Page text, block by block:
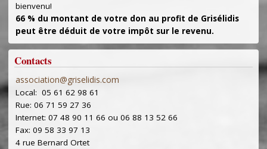
bienvenu!
66 % du montant de votre don au profit de Grisélidis
peut être déduit de votre impôt sur le revenu.
Contacts
association@griselidis.com
Local: 05 61 62 98 61
Rue: 06 71 59 27 36
Internet: 07 48 90 11 66 ou 06 88 13 52 66
Fax: 09 58 33 97 13
4 rue Bernard Ortet